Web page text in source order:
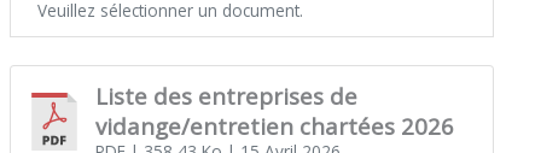
Veuillez sélectionner un document.
Liste des entreprises de
vidange/entretien chartées 2026